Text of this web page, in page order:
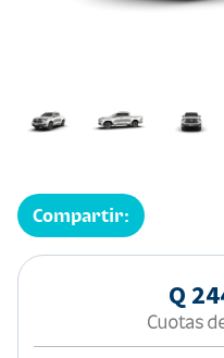
Compartir:
Q
Cuotas